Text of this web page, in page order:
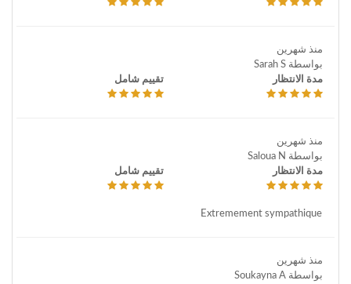
منذ شهرين
بواسطة Sarah S
مدة الانتظار
تقييم شامل
منذ شهرين
بواسطة Saloua N
مدة الانتظار
تقييم شامل
Extremement sympathique
منذ شهرين
بواسطة Soukayna A